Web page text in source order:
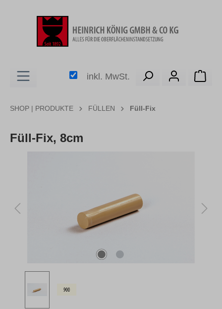
inkl. MwSt.
SHOP | PRODUKTE FÜLLEN Füll-Fix
Füll-Fix, 8cm